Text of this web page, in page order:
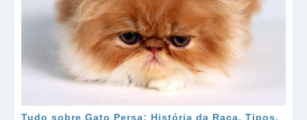
Tudo sobre Gato Persa: História da Raça, Tipos,